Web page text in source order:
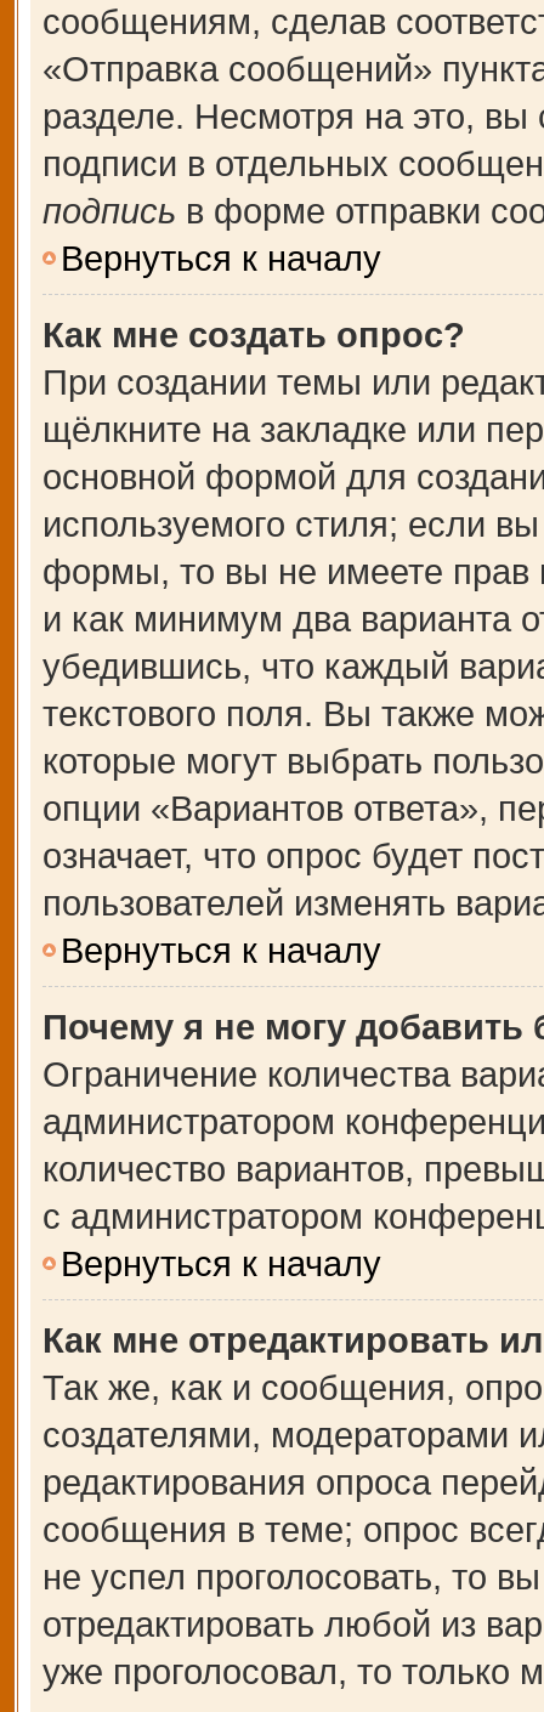
сообщениям, сделав
«Отправка сообщений»
разделе. Несмотря на это,
подписи в отдельных
подпись в форме отправки
Вернуться к началу
Как мне создать опрос?
При создании темы или
щёлкните на закладке или
основной формой для
используемого стиля; если
формы, то вы не имеете прав
и как минимум два варианта
убедившись, что каждый
текстового поля. Вы также
которые могут выбрать
опции «Вариантов ответа»,
означает, что опрос будет
пользователей изменять
Вернуться к началу
Почему я не могу добавить
Ограничение количества
администратором
количество вариантов,
с администратором
Вернуться к началу
Как мне отредактировать
Так же, как и сообщения,
создателями, модераторами
редактирования опроса
сообщения в теме; опрос
не успел проголосовать, то
отредактировать любой из
уже проголосовал, то только